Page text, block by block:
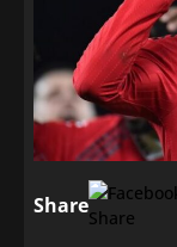
Share